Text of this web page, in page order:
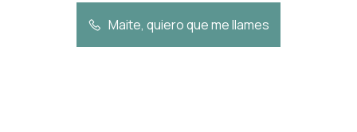
Maite, quiero que me llames